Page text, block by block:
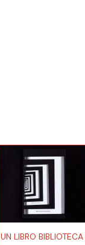
UN LIBRO BIBLIOTECA